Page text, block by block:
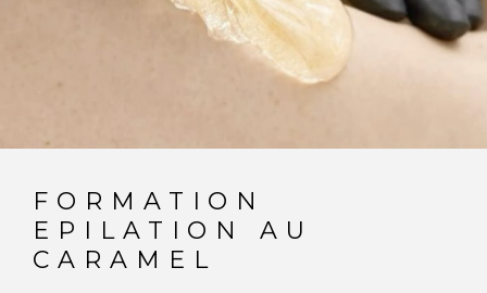
FORMATION
EPILATION AU
CARAMEL